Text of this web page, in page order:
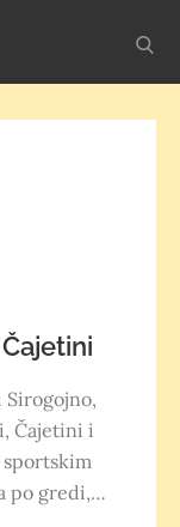
Sirogojno,
Čajetini i
po gredi,…